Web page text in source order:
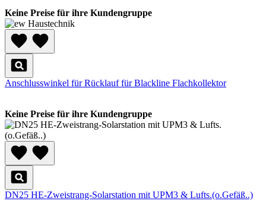
Keine Preise für ihre Kundengruppe
Anschlusswinkel für Rücklauf für Blackline Flachkollektor
Keine Preise für ihre Kundengruppe
DN25 HE-Zweistrang-Solarstation mit UPM3 & Lufts.(o.Gefäß..)